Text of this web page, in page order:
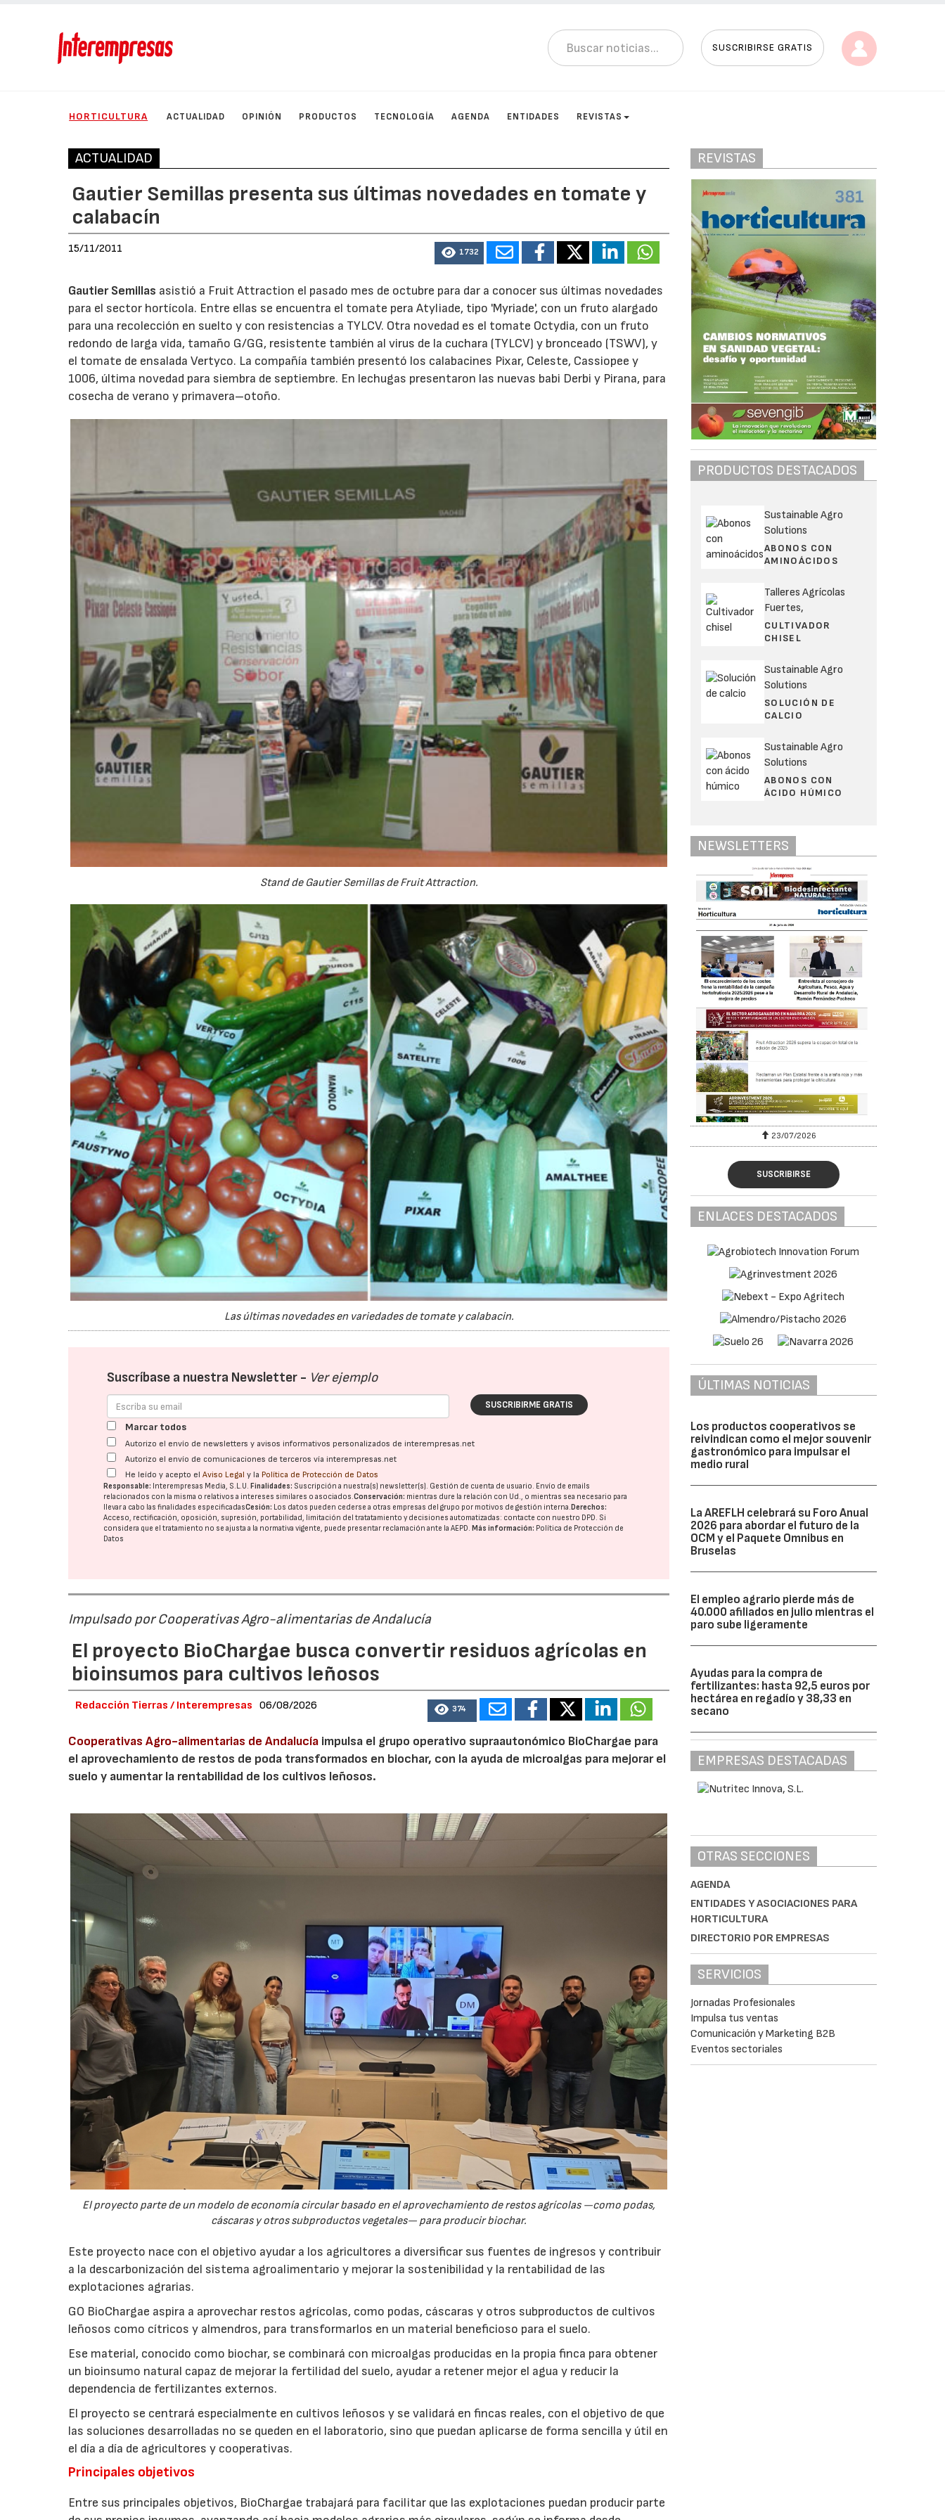
SUSCRIBIRSE GRATIS
HORTICULTURA ACTUALIDAD OPINIÓN PRODUCTOS TECNOLOGÍA AGENDA ENTIDADES REVISTAS
ACTUALIDAD
Gautier Semillas presenta sus últimas novedades en tomate y
calabacín
15/11/2011 1732
Gautier Semillas asistió a Fruit Attraction el pasado mes de octubre para dar a conocer sus últimas novedades
para el sector hortícola. Entre ellas se encuentra el tomate pera Atyliade, tipo 'Myriade', con un fruto alargado
para una recolección en suelto y con resistencias a TYLCV. Otra novedad es el tomate Octydia, con un fruto
redondo de larga vida, tamaño G/GG, resistente también al virus de la cuchara (TYLCV) y bronceado (TSWV), y
el tomate de ensalada Vertyco. La compañía también presentó los calabacines Pixar, Celeste, Cassiopee y
1006, última novedad para siembra de septiembre. En lechugas presentaron las nuevas babi Derbi y Pirana, para
cosecha de verano y primavera–otoño.
Stand de Gautier Semillas de Fruit Attraction.
Las últimas novedades en variedades de tomate y calabacin.
Suscríbase a nuestra Newsletter - Ver ejemplo
SUSCRIBIRME GRATIS
Marcar todos
Autorizo el envío de newsletters y avisos informativos personalizados de interempresas.net
Autorizo el envío de comunicaciones de terceros vía interempresas.net
He leído y acepto elAviso Legal y la Política de Protección de Datos
Responsable: Interempresas Media, S.L.U. Finalidades: Suscripción a nuestra(s) newsletter(s). Gestión de cuenta de usuario. Envío de emails
relacionados con la misma o relativos a intereses similares o asociados.Conservación: mientras dure la relación con Ud., o mientras sea necesario para
llevar a cabo las finalidades especificadasCesión: Los datos pueden cederse a otras empresas del grupo por motivos de gestión interna. Derechos:
Acceso, rectificación, oposición, supresión, portabilidad, limitación del tratatamiento y decisiones automatizadas: contacte con nuestro DPD. Si
considera que el tratamiento no se ajusta a la normativa vigente, puede presentar reclamación ante laAEPD. Más información: Política de Protección de
Datos
Impulsado por Cooperativas Agro-alimentarias de Andalucía
El proyecto BioChargae busca convertir residuos agrícolas en
bioinsumos para cultivos leñosos
Redacción Tierras / Interempresas 06/08/2026 374
Cooperativas Agro-alimentarias de Andalucía impulsa el grupo operativo supraautonómico BioChargae para
el aprovechamiento de restos de poda transformados en biochar, con la ayuda de microalgas para mejorar el
suelo y aumentar la rentabilidad de los cultivos leñosos.
El proyecto parte de un modelo de economía circular basado en el aprovechamiento de restos agrícolas —como podas,
cáscaras y otros subproductos vegetales— para producir biochar.
Este proyecto nace con el objetivo ayudar a los agricultores a diversificar sus fuentes de ingresos y contribuir
a la descarbonización del sistema agroalimentario y mejorar la sostenibilidad y la rentabilidad de las
explotaciones agrarias.
GO BioChargae aspira a aprovechar restos agrícolas, como podas, cáscaras y otros subproductos de cultivos
leñosos como cítricos y almendros, para transformarlos en un material beneficioso para el suelo.
Ese material, conocido como biochar, se combinará con microalgas producidas en la propia finca para obtener
un bioinsumo natural capaz de mejorar la fertilidad del suelo, ayudar a retener mejor el agua y reducir la
dependencia de fertilizantes externos.
El proyecto se centrará especialmente en cultivos leñosos y se validará en fincas reales, con el objetivo de que
las soluciones desarrolladas no se queden en el laboratorio, sino que puedan aplicarse de forma sencilla y útil en
el día a día de agricultores y cooperativas.
Principales objetivos
Entre sus principales objetivos, BioChargae trabajará para facilitar que las explotaciones puedan producir parte
REVISTAS
PRODUCTOS DESTACADOS
Sustainable Agro
Solutions
ABONOS CON
AMINOÁCIDOS
Talleres Agrícolas
Fuertes,
CULTIVADOR
CHISEL
Sustainable Agro
Solutions
SOLUCIÓN DE
CALCIO
Sustainable Agro
Solutions
ABONOS CON
ÁCIDO HÚMICO
NEWSLETTERS
30/07/2026 23/07/2026
SUSCRIBIRSE
ENLACES DESTACADOS
ÚLTIMAS NOTICIAS
Los productos cooperativos se
reivindican como el mejor souvenir
gastronómico para impulsar el
medio rural
La AREFLH celebrará su Foro Anual
2026 para abordar el futuro de la
OCM y el Paquete Omnibus en
Bruselas
El empleo agrario pierde más de
40.000 afiliados en julio mientras el
paro sube ligeramente
Ayudas para la compra de
fertilizantes: hasta 92,5 euros por
hectárea en regadío y 38,33 en
secano
EMPRESAS DESTACADAS
OTRAS SECCIONES
AGENDA
ENTIDADES Y ASOCIACIONES PARA
HORTICULTURA
DIRECTORIO POR EMPRESAS
SERVICIOS
Jornadas Profesionales
Impulsa tus ventas
Comunicación y Marketing B2B
Eventos sectoriales